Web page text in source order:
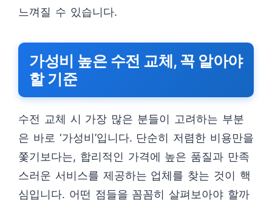
느껴질 수 있습니다.
가성비 높은 수전 교체, 꼭 알아야
할 기준
수전 교체 시 가장 많은 분들이 고려하는 부분
은 바로 ‘가성비’입니다. 단순히 저렴한 비용만을
쫓기보다는, 합리적인 가격에 높은 품질과 만족
스러운 서비스를 제공하는 업체를 찾는 것이 핵
심입니다. 어떤 점들을 꼼꼼히 살펴보아야 할까